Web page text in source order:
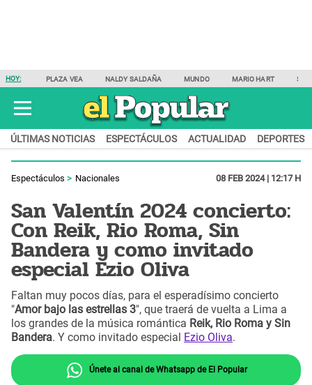
HOY: PLAZA VEA NALDY SALDAÑA MUNDO MARIO HART
ÚLTIMAS NOTICIAS ESPECTÁCULOS ACTUALIDAD DEPORTES
Espectáculos Nacionales 08 FEB 2024 | 12:17 H
San Valentín 2024 concierto:
Con Reik, Rio Roma, Sin
Bandera y como invitado
especial Ezio Oliva
Faltan muy pocos días, para el esperadísimo concierto
"Amor bajo las estrellas 3", que traerá de vuelta a Lima a
los grandes de la música romántica Reik, Rio Roma y Sin
Bandera. Y como invitado especial Ezio Oliva.
Únete al canal de Whatsapp de El Popular